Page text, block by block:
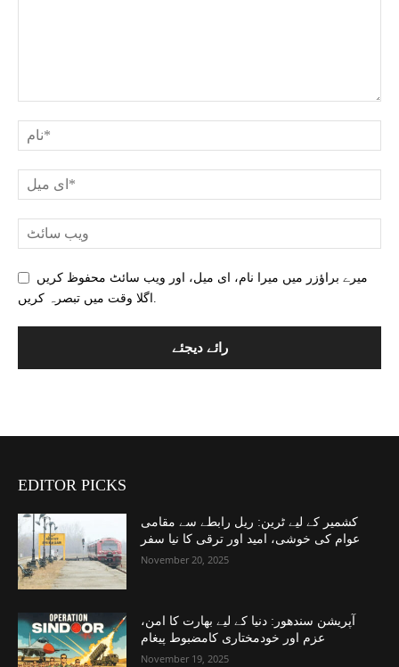
میرے براؤزر میں میرا نام، ای میل، اور ویب سائٹ محفوظ کریں
EDITOR PICKS
کشمیر کے لیے ٹرین: ریل رابطے سے مقامی
عوام کی خوشی، امید اور ترقی کا نیا سفر
November 20, 2025
آپریشن سندھور: دنیا کے لیے بھارت کا امن،
عزم اور خودمختاری کامضبوط پیغام
November 19, 2025